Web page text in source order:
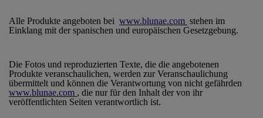
Alle Produkte angeboten bei www.blunae.com stehen im
Einklang mit der spanischen und europäischen Gesetzgebung.
Die Fotos und reproduzierten Texte, die die angebotenen
Produkte veranschaulichen, werden zur Veranschaulichung
übermittelt und können die Verantwortung von nicht gefährden
www.blunae.com , die nur für den Inhalt der von ihr
veröffentlichten Seiten verantwortlich ist.